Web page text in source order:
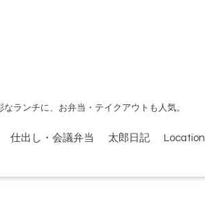
ランチに、お弁当・テイクアウトも人気。
仕出し・会議弁当 太郎日記
Location